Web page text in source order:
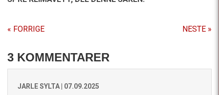
« FORRIGE NESTE »
3 KOMMENTARER
JARLE SYLTA | 07.09.2025